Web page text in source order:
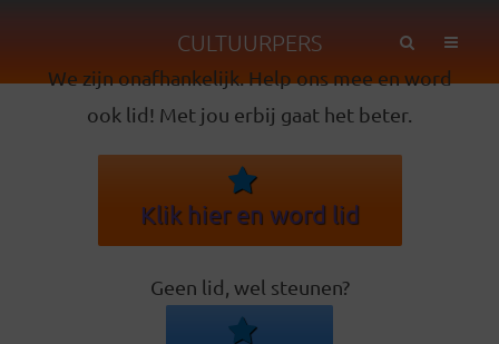
CULTUURPERS
We zijn onafhankelijk. Help ons mee en word
ook lid! Met jou erbij gaat het beter.
Klik hier en word lid
Geen lid, wel steunen?